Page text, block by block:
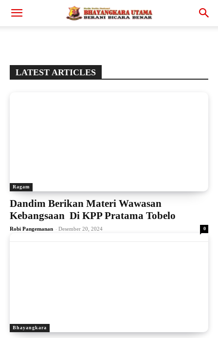
LATEST ARTICLES
Ragam
Dandim Berikan Materi Wawasan
Kebangsaan Di KPP Pratama Tobelo
Robi Pangemanan - Desember 20, 2024 0
Bhayangkara